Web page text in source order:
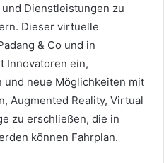
Dienstleistungen zu
Dieser virtuelle
& Co und in
Innovatoren ein,
und neue Möglichkeiten mit
Augmented Reality, Virtual
zu erschließen, die in
können Fahrplan.